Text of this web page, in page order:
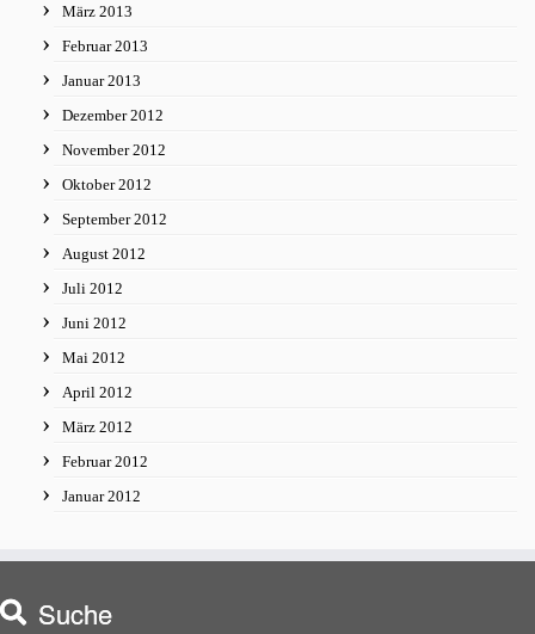
März 2013
Februar 2013
Januar 2013
Dezember 2012
November 2012
Oktober 2012
September 2012
August 2012
Juli 2012
Juni 2012
Mai 2012
April 2012
März 2012
Februar 2012
Januar 2012
Suche